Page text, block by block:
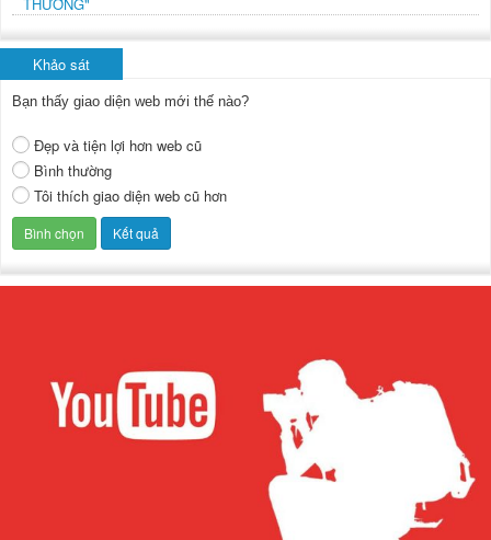
Khảo sát
Bạn thấy giao diện web mới thế nào?
Đẹp và tiện lợi hơn web cũ
Bình thường
Tôi thích giao diện web cũ hơn